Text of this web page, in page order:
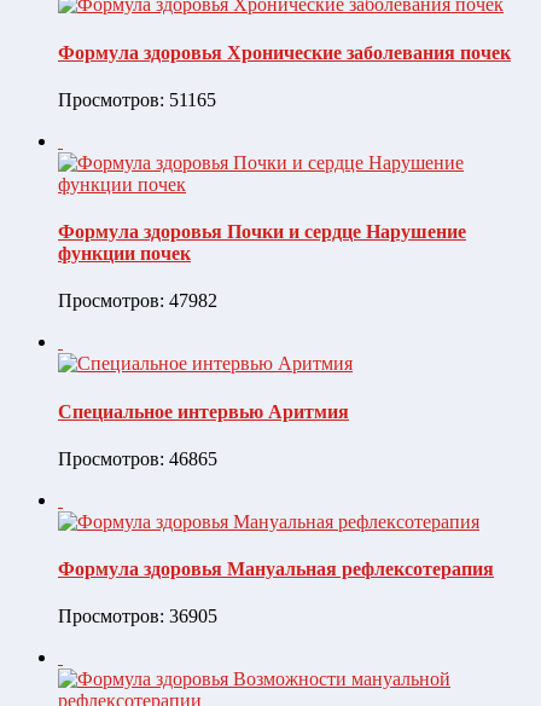
Формула здоровья Хронические заболевания почек
Просмотров: 51165
Формула здоровья Почки и сердце Нарушение
функции почек
Просмотров: 47982
Специальное интервью Аритмия
Просмотров: 46865
Формула здоровья Мануальная рефлексотерапия
Просмотров: 36905